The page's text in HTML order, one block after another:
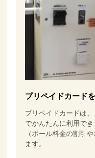
プリペイドカード
プリペイドカードは
でかんたんに利用でき
（ボール料金の割引
ます。